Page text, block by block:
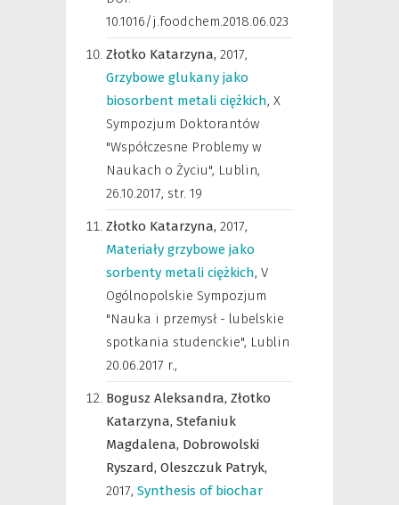
10.1016/j.foodchem.2018.06.023
Złotko Katarzyna, 2017,
Grzybowe glukany jako
biosorbent metali ciężkich, X
Sympozjum Doktorantów
"Współczesne Problemy w
Naukach o Życiu", Lublin,
26.10.2017, str. 19
Złotko Katarzyna, 2017,
Materiały grzybowe jako
sorbenty metali ciężkich, V
Ogólnopolskie Sympozjum
"Nauka i przemysł - lubelskie
spotkania studenckie", Lublin
20.06.2017 r.,
Bogusz Aleksandra, Złotko
Katarzyna, Stefaniuk
Magdalena, Dobrowolski
Ryszard, Oleszczuk Patryk,
2017, Synthesis of biochar